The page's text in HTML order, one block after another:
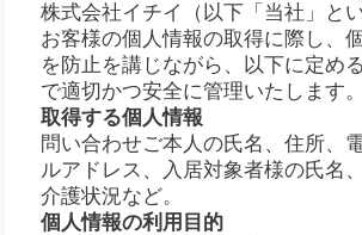
株式会社イチイ（以下「当社」と
お客様の個人情報の取得に際し、
を防止を講じながら、以下に定め
で適切かつ安全に管理いたします。
取得する個人情報
問い合わせご本人の氏名、住所、
ルアドレス、入居対象者様の氏名
介護状況など。
個人情報の利用目的